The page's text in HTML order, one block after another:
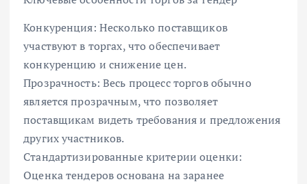
Конкуренция: Несколько поставщиков
участвуют в торгах, что обеспечивает
конкуренцию и снижение цен.
Прозрачность: Весь процесс торгов обычно
является прозрачным, что позволяет
поставщикам видеть требования и предложения
других участников.
Стандартизированные критерии оценки:
Оценка тендеров основана на заранее